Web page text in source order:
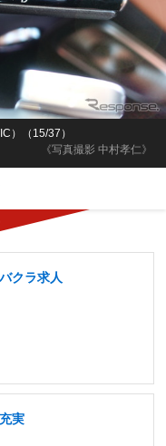
《写真撮影 中村孝仁》
）（15/37）
クラ求人
実